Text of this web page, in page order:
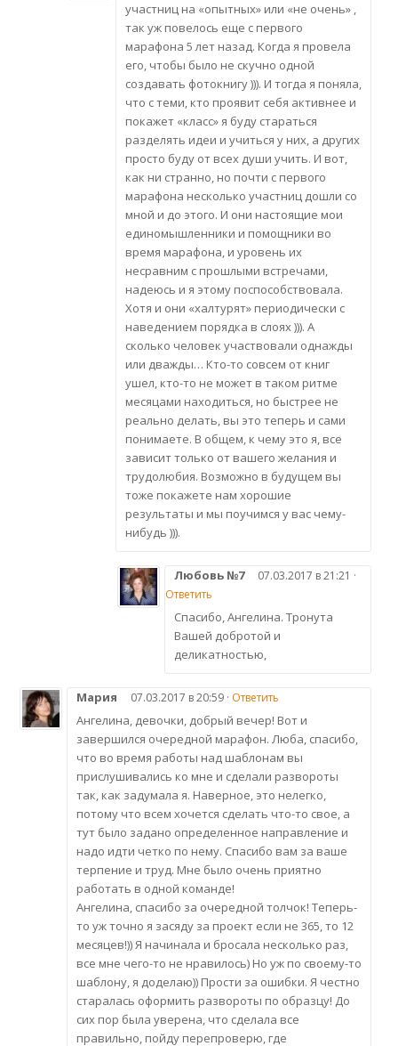
участниц на «опытных» или «не очень» ,
так уж повелось еще с первого
марафона 5 лет назад. Когда я провела
его, чтобы было не скучно одной
создавать фотокнигу ))). И тогда я поняла,
что с теми, кто проявит себя активнее и
покажет «класс» я буду стараться
разделять идеи и учиться у них, а других
просто буду от всех души учить. И вот,
как ни странно, но почти с первого
марафона несколько участниц дошли со
мной и до этого. И они настоящие мои
единомышленники и помощники во
время марафона, и уровень их
несравним с прошлыми встречами,
надеюсь и я этому поспособствовала.
Хотя и они «халтурят» периодически с
наведением порядка в слоях ))). А
сколько человек участвовали однажды
или дважды… Кто-то совсем от книг
ушел, кто-то не может в таком ритме
месяцами находиться, но быстрее не
реально делать, вы это теперь и сами
понимаете. В общем, к чему это я, все
зависит только от вашего желания и
трудолюбия. Возможно в будущем вы
тоже покажете нам хорошие
результаты и мы поучимся у вас чему-
нибудь ))).
Любовь №7
07.03.2017 в 21:21 ·
Ответить
Спасибо, Ангелина. Тронута
Вашей добротой и
деликатностью,
Мария 07.03.2017 в 20:59 · Ответить
Ангелина, девочки, добрый вечер! Вот и
завершился очередной марафон. Люба, спасибо,
что во время работы над шаблонам вы
прислушивались ко мне и сделали развороты
так, как задумала я. Наверное, это нелегко,
потому что всем хочется сделать что-то свое, а
тут было задано определенное направление и
надо идти четко по нему. Спасибо вам за ваше
терпение и труд. Мне было очень приятно
работать в одной команде!
Ангелина, спасибо за очередной толчок! Теперь-
то уж точно я засяду за проект если не 365, то 12
месяцев!)) Я начинала и бросала несколько раз,
все мне чего-то не нравилось) Но уж по своему-то
шаблону, я доделаю)) Прости за ошибки. Я честно
старалась оформить развороты по образцу! До
сих пор была уверена, что сделала все
правильно, пойду перепроверю, где